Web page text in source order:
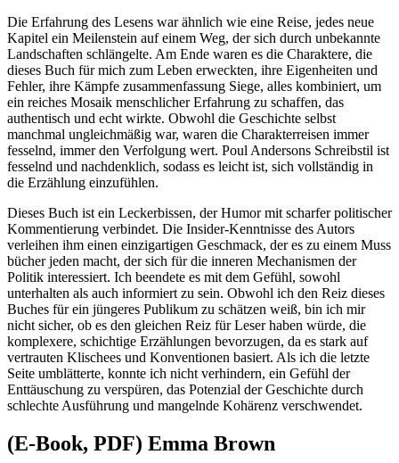
Die Erfahrung des Lesens war ähnlich wie eine Reise, jedes neue
Kapitel ein Meilenstein auf einem Weg, der sich durch unbekannte
Landschaften schlängelte. Am Ende waren es die Charaktere, die
dieses Buch für mich zum Leben erweckten, ihre Eigenheiten und
Fehler, ihre Kämpfe zusammenfassung Siege, alles kombiniert, um
ein reiches Mosaik menschlicher Erfahrung zu schaffen, das
authentisch und echt wirkte. Obwohl die Geschichte selbst
manchmal ungleichmäßig war, waren die Charakterreisen immer
fesselnd, immer den Verfolgung wert. Poul Andersons Schreibstil ist
fesselnd und nachdenklich, sodass es leicht ist, sich vollständig in
die Erzählung einzufühlen.
Dieses Buch ist ein Leckerbissen, der Humor mit scharfer politischer
Kommentierung verbindet. Die Insider-Kenntnisse des Autors
verleihen ihm einen einzigartigen Geschmack, der es zu einem Muss
bücher jeden macht, der sich für die inneren Mechanismen der
Politik interessiert. Ich beendete es mit dem Gefühl, sowohl
unterhalten als auch informiert zu sein. Obwohl ich den Reiz dieses
Buches für ein jüngeres Publikum zu schätzen weiß, bin ich mir
nicht sicher, ob es den gleichen Reiz für Leser haben würde, die
komplexere, schichtige Erzählungen bevorzugen, da es stark auf
vertrauten Klischees und Konventionen basiert. Als ich die letzte
Seite umblätterte, konnte ich nicht verhindern, ein Gefühl der
Enttäuschung zu verspüren, das Potenzial der Geschichte durch
schlechte Ausführung und mangelnde Kohärenz verschwendet.
(E-Book, PDF) Emma Brown